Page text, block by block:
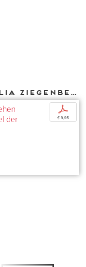
Weitere Texte von Julia Ziegenbein bei DIAPHANES
der
p
€ 9,95